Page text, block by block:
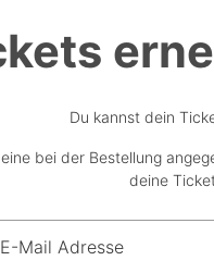
Du kannst dein
bei der Bestellung
deine
E-Mail Adresse